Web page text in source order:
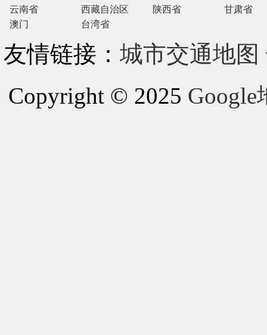
云南省
西藏自治区 陕西省
甘肃省
澳门
台湾省
友情链接： 城市交通地图
Copyright © 2025 Google